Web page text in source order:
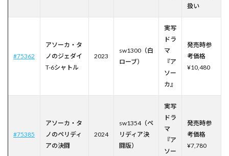
扱い
#75362
アソーカ・タ
ノのジェダイ
T-6シャトル
2023
sw1300（白
ローブ）
実写
ドラ
マ
『ア
ソー
カ』
発売時参
考価格
¥10,480
#75385
アソーカ・タ
ノのペリディ
アの決闘
2024
sw1354（ペ
リディア決
闘版）
実写
ドラ
マ
『ア
ソー
発売時参
考価格
¥7,780